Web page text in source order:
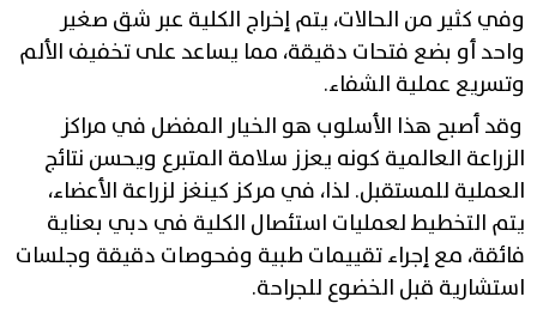
وفي كثير من الحالات، يتم إخراج الكلية عبر شق صغير
واحد أو بضع فتحات دقيقة، مما يساعد على تخفيف الألم
وتسريع عملية الشفاء.
وقد أصبح هذا الأسلوب هو الخيار المفضل في مراكز
الزراعة العالمية كونه يعزز سلامة المتبرع ويحسن نتائج
العملية للمستقبل. لذا، في مركز كينغز لزراعة الأعضاء،
يتم التخطيط لعمليات استئصال الكلية في دبي بعناية
فائقة، مع إجراء تقييمات طبية وفحوصات دقيقة وجلسات
استشارية قبل الخضوع للجراحة.